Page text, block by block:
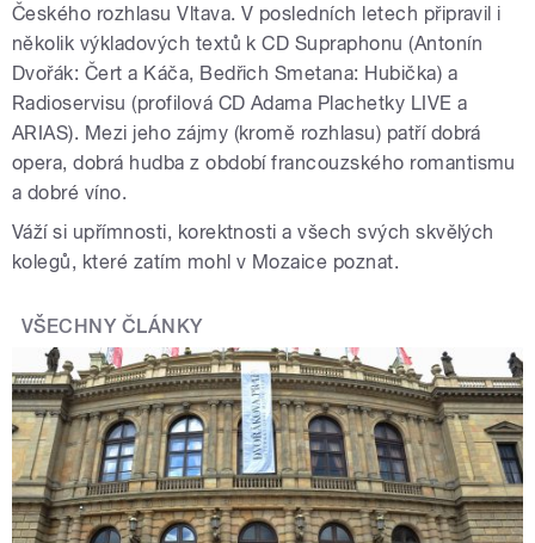
Českého rozhlasu Vltava. V posledních letech připravil i
několik výkladových textů k CD Supraphonu (Antonín
Dvořák: Čert a Káča, Bedřich Smetana: Hubička) a
Radioservisu (profilová CD Adama Plachetky LIVE a
ARIAS). Mezi jeho zájmy (kromě rozhlasu) patří dobrá
opera, dobrá hudba z období francouzského romantismu
a dobré víno.
Váží si upřímnosti, korektnosti a všech svých skvělých
kolegů, které zatím mohl v Mozaice poznat.
VŠECHNY ČLÁNKY